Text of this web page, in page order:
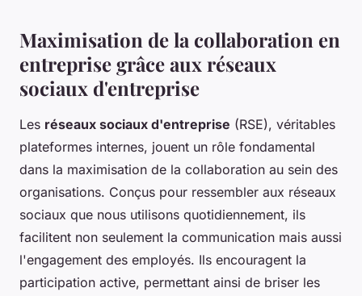
Maximisation de la collaboration en
entreprise grâce aux réseaux
sociaux d'entreprise
Les réseaux sociaux d'entreprise (RSE), véritables
plateformes internes, jouent un rôle fondamental
dans la maximisation de la collaboration au sein des
organisations. Conçus pour ressembler aux réseaux
sociaux que nous utilisons quotidiennement, ils
facilitent non seulement la communication mais aussi
l'engagement des employés. Ils encouragent la
participation active, permettant ainsi de briser les